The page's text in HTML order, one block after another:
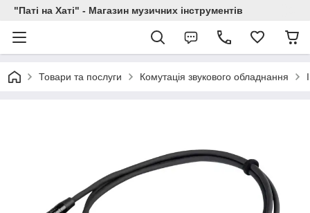
"Паті на Хаті" - Магазин музичних інструментів
Товари та послуги Комутація звукового обладнання